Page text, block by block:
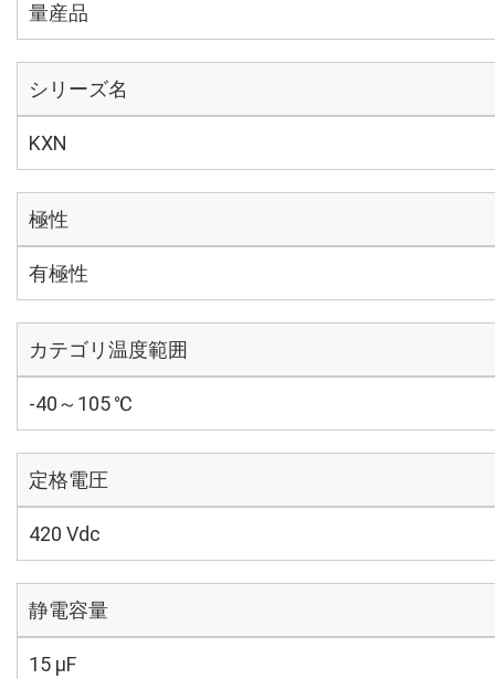
量産品
シリーズ名
KXN
極性
有極性
カテゴリ温度範囲
-40～105 ℃
定格電圧
420 Vdc
静電容量
15 µF